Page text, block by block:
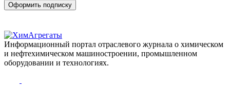
Оформить подписку
Информационный портал отраслевого журнала о химическом
и нефтехимическом машиностроении, промышленном
оборудовании и технологиях.